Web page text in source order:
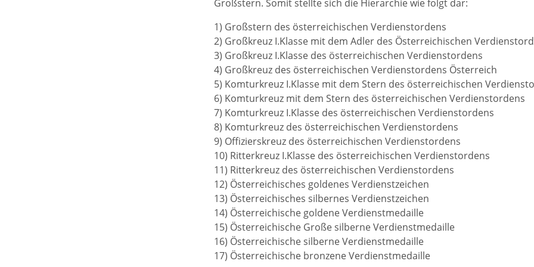
Großstern. Somit stellte sich die Hierarchie wie folgt dar:
1) Großstern des österreichischen Verdienstordens
2) Großkreuz I.Klasse mit dem Adler des Österreichischen
3) Großkreuz I.Klasse des österreichischen Verdienstordens
4) Großkreuz des österreichischen Verdienstordens Österreich
5) Komturkreuz I.Klasse mit dem Stern des österreichischen
6) Komturkreuz mit dem Stern des österreichischen Verdienstordens
7) Komturkreuz I.Klasse des österreichischen Verdienstordens
8) Komturkreuz des österreichischen Verdienstordens
9) Offizierskreuz des österreichischen Verdienstordens
10) Ritterkreuz I.Klasse des österreichischen Verdienstordens
11) Ritterkreuz des österreichischen Verdienstordens
12) Österreichisches goldenes Verdienstzeichen
13) Österreichisches silbernes Verdienstzeichen
14) Österreichische goldene Verdienstmedaille
15) Österreichische Große silberne Verdienstmedaille
16) Österreichische silberne Verdienstmedaille
17) Österreichische bronzene Verdienstmedaille